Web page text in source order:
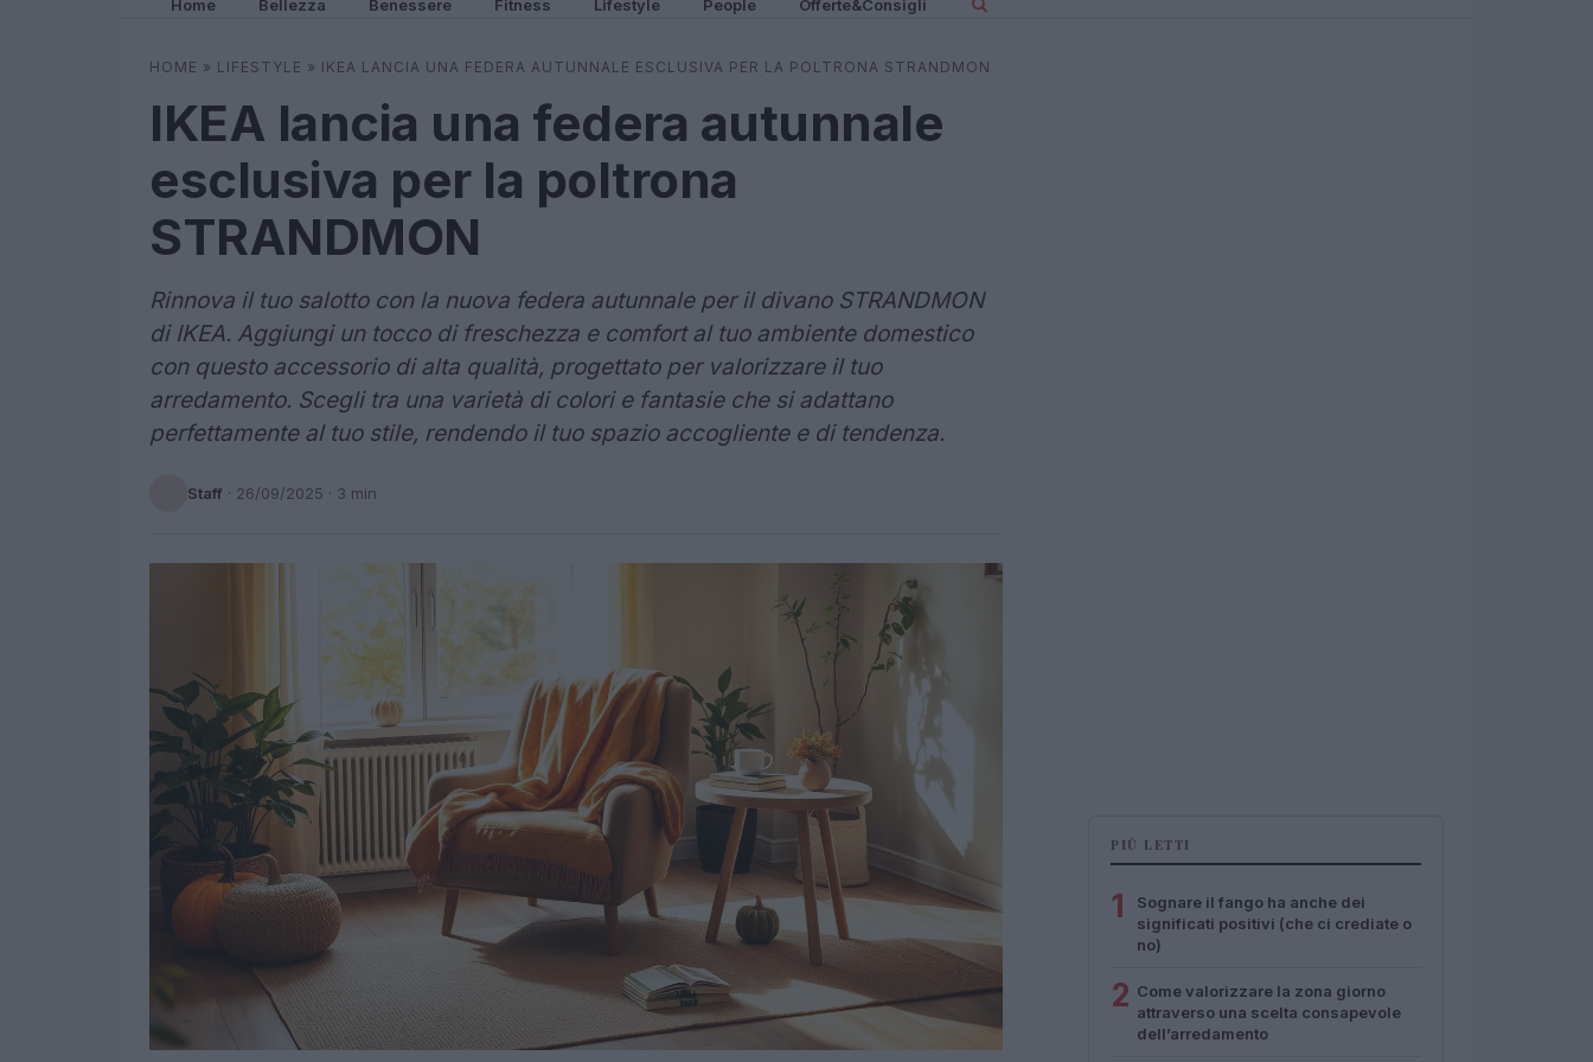
Home Bellezza Benessere Fitness Lifestyle People Offerte&Consigli
HOME » LIFESTYLE » IKEA LANCIA UNA FEDERA AUTUNNALE ESCLUSIVA PER LA POLTRONA STRANDMON
IKEA lancia una federa autunnale
esclusiva per la poltrona
STRANDMON
Rinnova il tuo salotto con la nuova federa autunnale per il divano STRANDMON
di IKEA. Aggiungi un tocco di freschezza e comfort al tuo ambiente domestico
con questo accessorio di alta qualità, progettato per valorizzare il tuo
arredamento. Scegli tra una varietà di colori e fantasie che si adattano
perfettamente al tuo stile, rendendo il tuo spazio accogliente e di tendenza.
Staff · 26/09/2025 · 3 min
PIÙ LETTI
1
Sognare il fango ha anche dei
significati positivi (che ci crediate o
no)
2 Come valorizzare la zona giorno
attraverso una scelta consapevole
dell’arredamento